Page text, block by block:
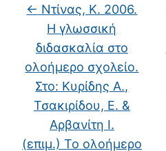
← Ντίνας, Κ. 2006.
Η γλωσσική
διδασκαλία στο
ολοήμερο σχολείο.
Στο: Κυρίδης Α.,
Τσακιρίδου, Ε. &
Αρβανίτη Ι.
(επιμ.) Το ολοήμερο